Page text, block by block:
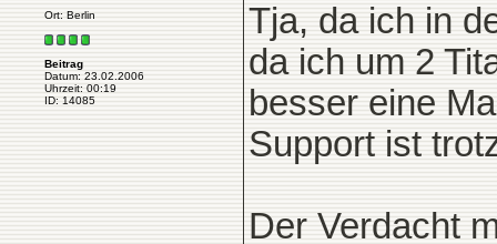
Ort: Berlin
Beitrag
Datum: 23.02.2006
Uhrzeit: 00:19
ID: 14085
Tja, da ich in
da ich um 2
besser eine
Support ist
Der Verdacht